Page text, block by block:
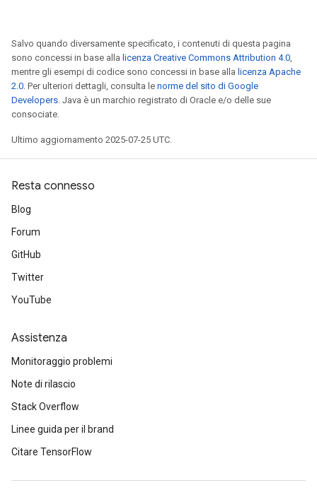
Salvo quando diversamente specificato, i contenuti di questa pagina
sono concessi in base alla licenza Creative Commons Attribution 4.0,
mentre gli esempi di codice sono concessi in base alla licenza Apache
2.0. Per ulteriori dettagli, consulta le norme del sito di Google
Developers. Java è un marchio registrato di Oracle e/o delle sue
consociate.
Ultimo aggiornamento 2025-07-25 UTC.
Resta connesso
Blog
Forum
GitHub
Twitter
YouTube
Assistenza
Monitoraggio problemi
Note di rilascio
Stack Overflow
Linee guida per il brand
Citare TensorFlow